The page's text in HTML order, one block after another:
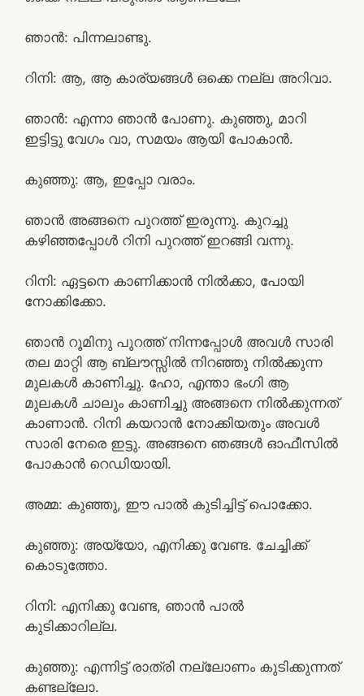
ഞാൻ: പിന്നലാണ്ടു.
റിനി: ആ, ആ കാര്യങ്ങൾ ഒക്കെ നല്ല അറിവാ.
ഞാൻ: എന്നാ ഞാൻ പോണു. കുഞ്ഞു, മാറി
ഇട്ടിട്ടു വേഗം വാ, സമയം ആയി പോകാൻ.
കുഞ്ഞു: ആ, ഇപ്പോ വരാം.
ഞാൻ അങ്ങനെ പുറത്ത് ഇരുന്നു. കുറച്ചു
കഴിഞ്ഞപ്പോൾ റിനി പുറത്ത് ഇറങ്ങി വന്നു.
റിനി: ഏട്ടനെ കാണിക്കാൻ നിൽക്കാ, പോയി
നോക്കിക്കോ.
ഞാൻ റൂമിനു പുറത്ത് നിന്നപ്പോൾ അവൾ സാരി
തല മാറ്റി ആ ബ്ലൗസ്സിൽ നിറഞ്ഞു നിൽക്കുന്ന
മുലകൾ കാണിച്ചു. ഹോ, എന്താ ഭംഗി ആ
മുലകൾ ചാലും കാണിച്ചു അങ്ങനെ നിൽക്കുന്നത്
കാണാൻ. റിനി കയറാൻ നോക്കിയതും അവൾ
സാരി നേരെ ഇട്ടു. അങ്ങനെ ഞങ്ങൾ ഓഫീസിൽ
പോകാൻ റെഡിയായി.
അമ്മ: കുഞ്ഞു, ഈ പാൽ കുടിച്ചിട്ട് പൊക്കോ.
കുഞ്ഞു: അയ്യോ, എനിക്കു വേണ്ട. ചേച്ചിക്ക്
കൊടുത്തോ.
റിനി: എനിക്കു വേണ്ട, ഞാൻ പാൽ
കുടിക്കാറില്ല.
കുഞ്ഞു: എന്നിട്ട് രാത്രി നല്ലോണം കുടിക്കുന്നത്
കണ്ടല്ലോ.